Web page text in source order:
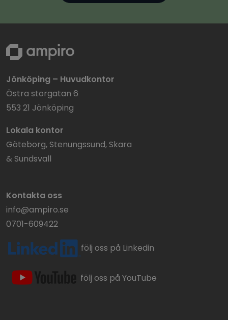
Jönköping – Huvudkontor
Östra storgatan 6
553 21 Jönköping
Lokala kontor
Göteborg, Stenungssund, Skara
& Sundsvall
Kontakta oss
info@ampiro.se
0701-609422
följ oss på Linkedin
följ oss på YouTube